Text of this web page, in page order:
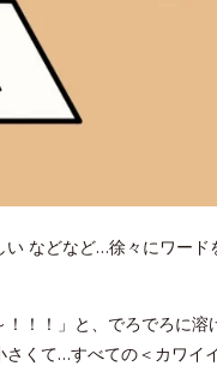
などなど…徐々にワード
！！」と、でろでろに溶
くて…すべての＜カワイ